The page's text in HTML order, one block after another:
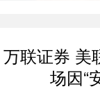
万联证券 美
场因“